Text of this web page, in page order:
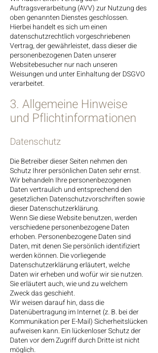
Auftragsverarbeitung (AVV) zur Nutzung des
oben genannten Dienstes geschlossen.
Hierbei handelt es sich um einen
datenschutzrechtlich vorgeschriebenen
Vertrag, der gewährleistet, dass dieser die
personenbezogenen Daten unserer
Websitebesucher nur nach unseren
Weisungen und unter Einhaltung der DSGVO
verarbeitet.
3. Allgemeine Hinweise
und Pflicht­informationen
Datenschutz
Die Betreiber dieser Seiten nehmen den
Schutz Ihrer persönlichen Daten sehr ernst.
Wir behandeln Ihre personenbezogenen
Daten vertraulich und entsprechend den
gesetzlichen Datenschutzvorschriften sowie
dieser Datenschutzerklärung.
Wenn Sie diese Website benutzen, werden
verschiedene personenbezogene Daten
erhoben. Personenbezogene Daten sind
Daten, mit denen Sie persönlich identifiziert
werden können. Die vorliegende
Datenschutzerklärung erläutert, welche
Daten wir erheben und wofür wir sie nutzen.
Sie erläutert auch, wie und zu welchem
Zweck das geschieht.
Wir weisen darauf hin, dass die
Datenübertragung im Internet (z. B. bei der
Kommunikation per E-Mail) Sicherheitslücken
aufweisen kann. Ein lückenloser Schutz der
Daten vor dem Zugriff durch Dritte ist nicht
möglich.